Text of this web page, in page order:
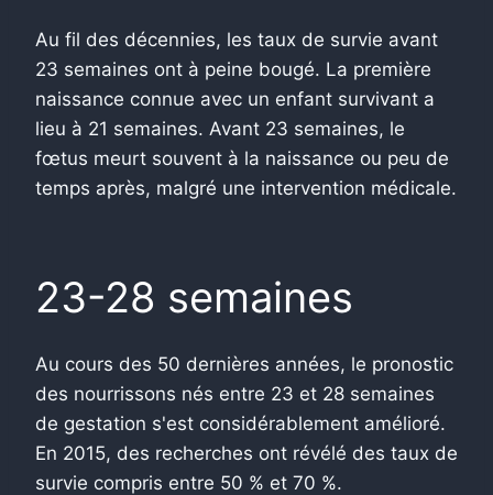
Au fil des décennies, les taux de survie avant
23 semaines ont à peine bougé. La première
naissance connue avec un enfant survivant a
lieu à 21 semaines. Avant 23 semaines, le
fœtus meurt souvent à la naissance ou peu de
temps après, malgré une intervention médicale.
23-28 semaines
Au cours des 50 dernières années, le pronostic
des nourrissons nés entre 23 et 28 semaines
de gestation s'est considérablement amélioré.
En 2015, des recherches ont révélé des taux de
survie compris entre 50 % et 70 %.